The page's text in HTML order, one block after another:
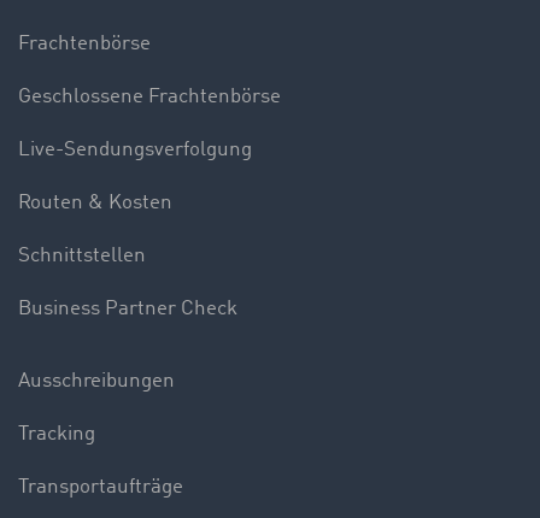
Frachtenbörse
Geschlossene Frachtenbörse
Live-Sendungsverfolgung
Routen & Kosten
Schnittstellen
Business Partner Check
Ausschreibungen
Tracking
Transportaufträge